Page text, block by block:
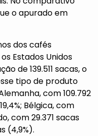
o apurado em
dos cafés
Estados Unidos
de 139.511 sacas, o
tipo de produto
com 109.792
Bélgica, com
com 29.371 sacas
(4,9%).